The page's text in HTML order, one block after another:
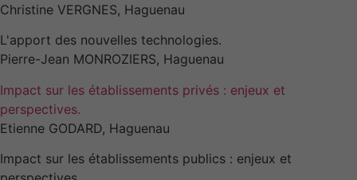
Christine VERGNES, Haguenau
L'apport des nouvelles technologies.
Pierre-Jean MONROZIERS, Haguenau
Impact sur les établissements privés : enjeux et
perspectives.
Etienne GODARD, Haguenau
Impact sur les établissements publics : enjeux et